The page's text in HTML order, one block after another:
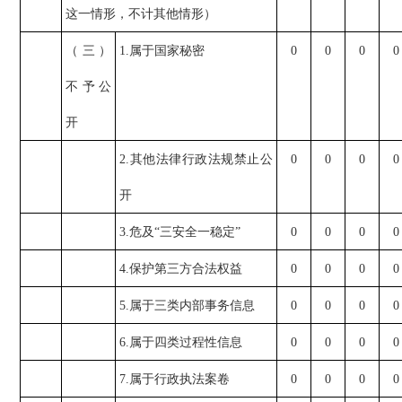
这一情形，不计其他情形）
（三）
不予公
开
1.属于国家秘密 0 0 0 0
2.其他法律行政法规禁止公
开
0 0 0 0
3.危及“三安全一稳定” 0 0 0 0
4.保护第三方合法权益 0 0 0 0
5.属于三类内部事务信息 0 0 0 0
6.属于四类过程性信息 0 0 0 0
7.属于行政执法案卷 0 0 0 0